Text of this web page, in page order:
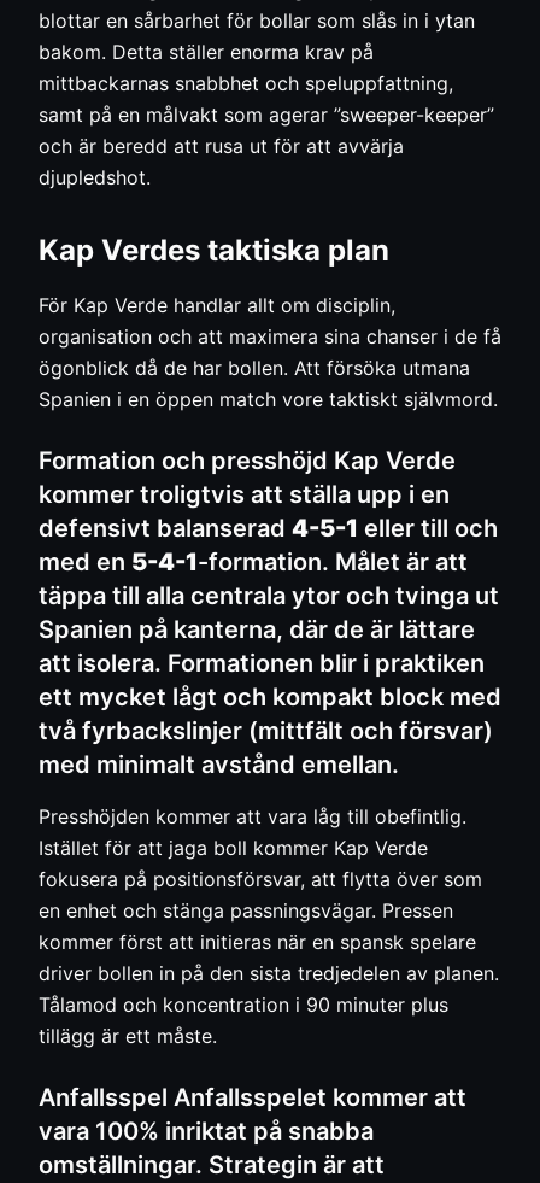
blottar en sårbarhet för bollar som slås in i ytan
bakom. Detta ställer enorma krav på
mittbackarnas snabbhet och speluppfattning,
samt på en målvakt som agerar ”sweeper-keeper”
och är beredd att rusa ut för att avvärja
djupledshot.
Kap Verdes taktiska plan
För Kap Verde handlar allt om disciplin,
organisation och att maximera sina chanser i de få
ögonblick då de har bollen. Att försöka utmana
Spanien i en öppen match vore taktiskt självmord.
Formation och presshöjd Kap Verde
kommer troligtvis att ställa upp i en
defensivt balanserad 4-5-1 eller till och
med en 5-4-1-formation. Målet är att
täppa till alla centrala ytor och tvinga ut
Spanien på kanterna, där de är lättare
att isolera. Formationen blir i praktiken
ett mycket lågt och kompakt block med
två fyrbackslinjer (mittfält och försvar)
med minimalt avstånd emellan.
Presshöjden kommer att vara låg till obefintlig.
Istället för att jaga boll kommer Kap Verde
fokusera på positionsförsvar, att flytta över som
en enhet och stänga passningsvägar. Pressen
kommer först att initieras när en spansk spelare
driver bollen in på den sista tredjedelen av planen.
Tålamod och koncentration i 90 minuter plus
tillägg är ett måste.
Anfallsspel Anfallsspelet kommer att
vara 100% inriktat på snabba
omställningar. Strategin är att